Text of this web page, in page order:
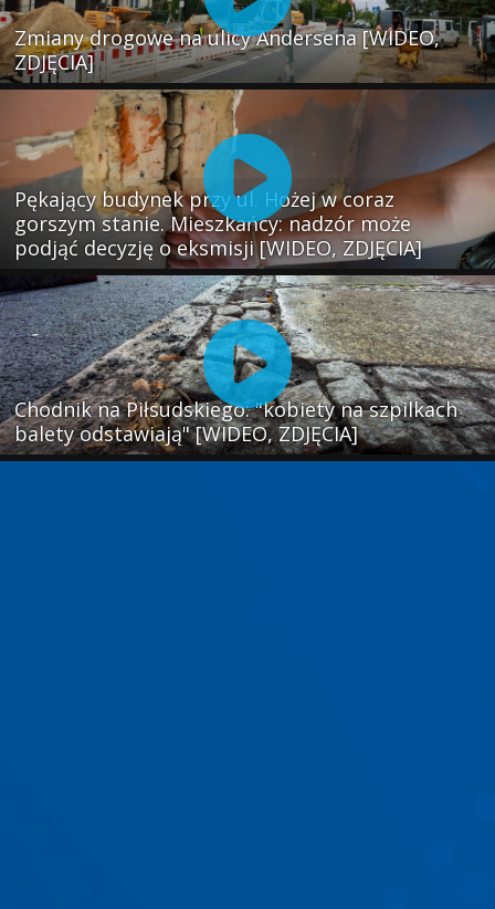
Zmiany drogowe na ulicy Andersena [WIDEO,
ZDJĘCIA]
Pękający budynek przy ul. Hożej w coraz
gorszym stanie. Mieszkańcy: nadzór może
podjąć decyzję o eksmisji [WIDEO, ZDJĘCIA]
Chodnik na Piłsudskiego: "kobiety na szpilkach
balety odstawiają" [WIDEO, ZDJĘCIA]